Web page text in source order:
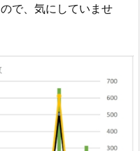
で、気にしていませ